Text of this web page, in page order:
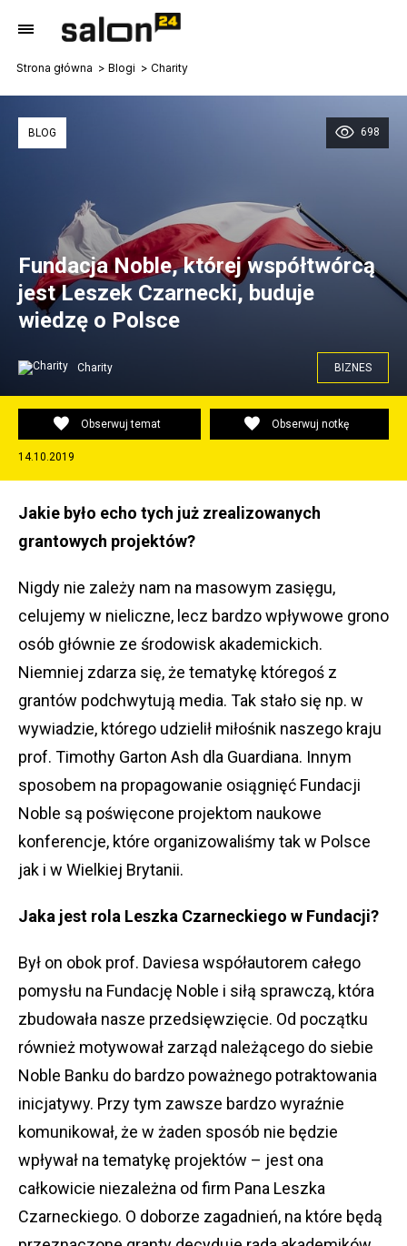
Strona główna Blogi Charity
698
BLOG
Fundacja Noble, której współtwórcą
jest Leszek Czarnecki, buduje
wiedzę o Polsce
Charity BIZNES
Obserwuj temat Obserwuj notkę
14.10.2019
Jakie było echo tych już zrealizowanych
grantowych projektów?
Nigdy nie zależy nam na masowym zasięgu,
celujemy w nieliczne, lecz bardzo wpływowe grono
osób głównie ze środowisk akademickich.
Niemniej zdarza się, że tematykę któregoś z
grantów podchwytują media. Tak stało się np. w
wywiadzie, którego udzielił miłośnik naszego kraju
prof. Timothy Garton Ash dla Guardiana. Innym
sposobem na propagowanie osiągnięć Fundacji
Noble są poświęcone projektom naukowe
konferencje, które organizowaliśmy tak w Polsce
jak i w Wielkiej Brytanii.
Jaka jest rola Leszka Czarneckiego w Fundacji?
Był on obok prof. Daviesa współautorem całego
pomysłu na Fundację Noble i siłą sprawczą, która
zbudowała nasze przedsięwzięcie. Od początku
również motywował zarząd należącego do siebie
Noble Banku do bardzo poważnego potraktowania
inicjatywy. Przy tym zawsze bardzo wyraźnie
komunikował, że w żaden sposób nie będzie
wpływał na tematykę projektów – jest ona
całkowicie niezależna od firm Pana Leszka
Czarneckiego. O doborze zagadnień, na które będą